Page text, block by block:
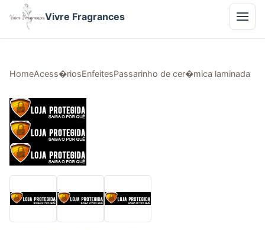
Vivre Fragrances
HomeAcess�riosEnfeitesPassarinho de cer�mica laminada